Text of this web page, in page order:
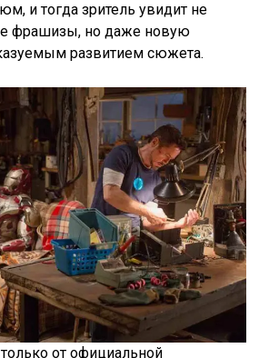
и тогда зритель увидит не
фрашизы, но даже новую
развитием сюжета.
только от официальной